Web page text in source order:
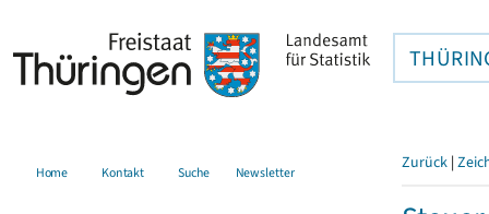
Home Kontakt Suche Newsletter Zurück |